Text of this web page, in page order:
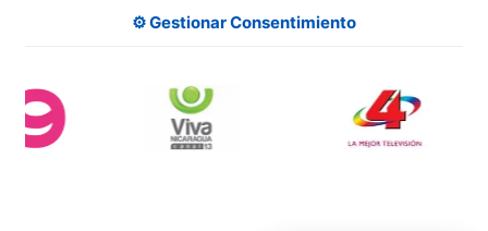
⚙️ Gestionar Consentimiento